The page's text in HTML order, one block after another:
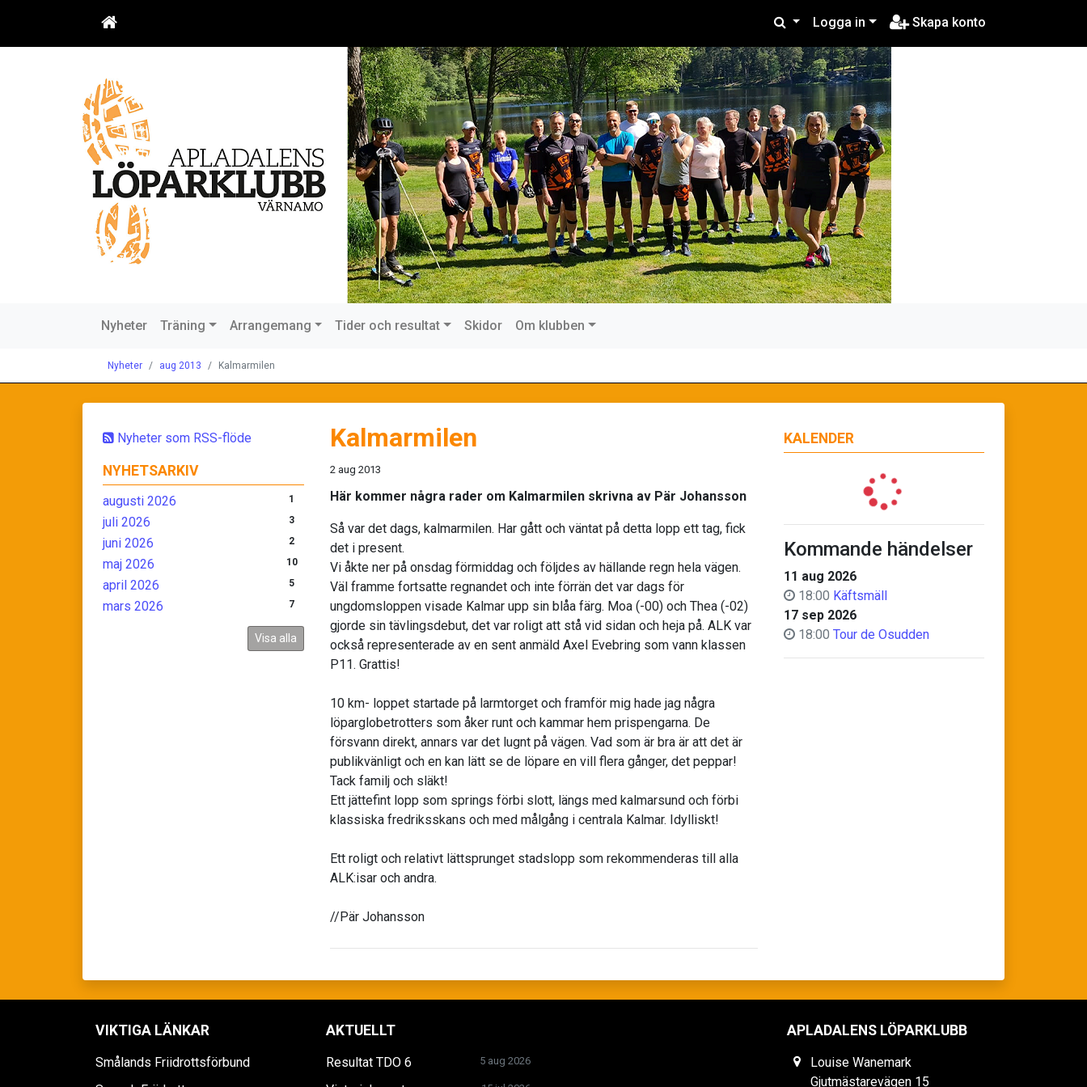
Logga in Skapa konto
Nyheter Träning Arrangemang Tider och resultat Skidor Om klubben
Nyheter aug 2013 Kalmarmilen
Nyheter som RSS-flöde
NYHETSARKIV
augusti 2026 1
juli 2026 3
juni 2026 2
maj 2026 10
april 2026 5
mars 2026 7
Visa alla
Kalmarmilen
2 aug 2013
Här kommer några rader om Kalmarmilen skrivna av Pär Johansson
Så var det dags, kalmarmilen. Har gått och väntat på detta lopp ett tag, fick
det i present.
Vi åkte ner på onsdag förmiddag och följdes av hällande regn hela vägen.
Väl framme fortsatte regnandet och inte förrän det var dags för
ungdomsloppen visade Kalmar upp sin blåa färg. Moa (-00) och Thea (-02)
gjorde sin tävlingsdebut, det var roligt att stå vid sidan och heja på. ALK var
också representerade av en sent anmäld Axel Evebring som vann klassen
P11. Grattis!
10 km- loppet startade på larmtorget och framför mig hade jag några
löparglobetrotters som åker runt och kammar hem prispengarna. De
försvann direkt, annars var det lugnt på vägen. Vad som är bra är att det är
publikvänligt och en kan lätt se de löpare en vill flera gånger, det peppar!
Tack familj och släkt!
Ett jättefint lopp som springs förbi slott, längs med kalmarsund och förbi
klassiska fredriksskans och med målgång i centrala Kalmar. Idylliskt!
Ett roligt och relativt lättsprunget stadslopp som rekommenderas till alla
ALK:isar och andra.
//Pär Johansson
KALENDER
Kommande händelser
11 aug 2026
18:00 Käftsmäll
17 sep 2026
18:00 Tour de Osudden
VIKTIGA LÄNKAR
Smålands Friidrottsförbund
AKTUELLT
Resultat TDO 6 5 aug 2026
APLADALENS LÖPARKLUBB
Louise Wanemark
Gjutmästarevägen 15